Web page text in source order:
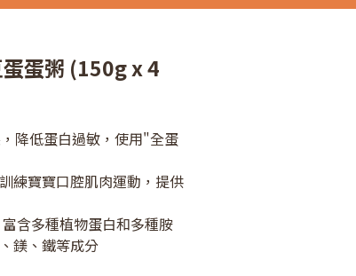
蛋粥 (150g x 4
降低蛋白過敏，使用"全蛋
練寶寶口腔肌肉運動，提供
含多種植物蛋白和多種胺
鎂、鐵等成分